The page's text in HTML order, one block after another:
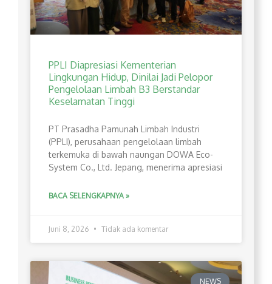
PPLI Diapresiasi Kementerian
Lingkungan Hidup, Dinilai Jadi Pelopor
Pengelolaan Limbah B3 Berstandar
Keselamatan Tinggi
PT Prasadha Pamunah Limbah Industri
(PPLI), perusahaan pengelolaan limbah
terkemuka di bawah naungan DOWA Eco-
System Co., Ltd. Jepang, menerima apresiasi
BACA SELENGKAPNYA »
Juni 8, 2026 Tidak ada komentar
NEWS